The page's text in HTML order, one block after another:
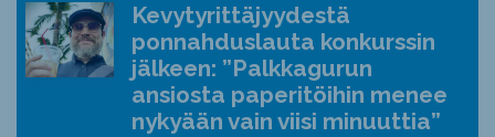
Kevytyrittäjyydestä
ponnahduslauta konkurssin
jälkeen: ”Palkkagurun
ansiosta paperitöihin menee
nykyään vain viisi minuuttia”